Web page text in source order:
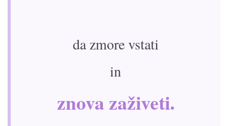
da zmore vstati
in
znova zaživeti.